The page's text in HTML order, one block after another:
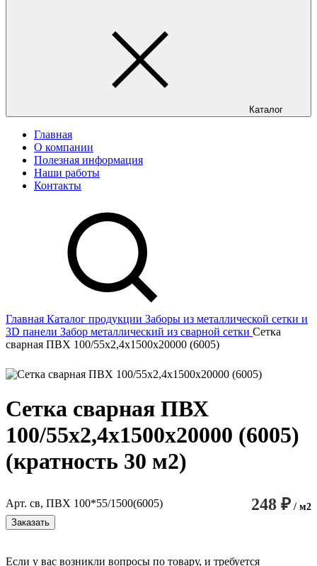
Каталог
Главная
О компании
Полезная информация
Наши работы
Контакты
Главная Каталог продукции Заборы из металлической сетки и
3D панели Забор металлический из сварной сетки Сетка
сварная ПВХ 100/55х2,4х1500х20000 (6005)
Сетка сварная ПВХ
100/55х2,4х1500х20000 (6005)
(кратность 30 м2)
Арт. св, ПВХ 100*55/1500(6005) 248 ₽ / м2
Заказать
Если у вас возникли вопросы по товару, и требуется